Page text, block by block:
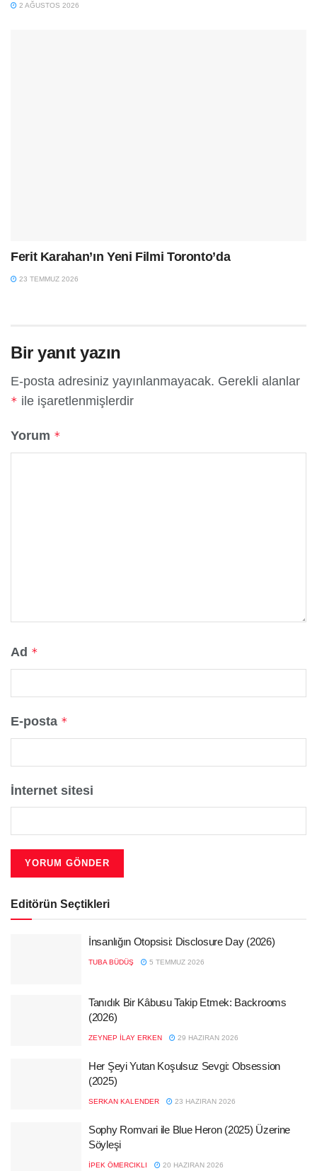
2 AĞUSTOS 2026
Ferit Karahan’ın Yeni Filmi Toronto’da
23 TEMMUZ 2026
Bir yanıt yazın
E-posta adresiniz yayınlanmayacak. Gerekli alanlar
* ile işaretlenmişlerdir
Yorum *
Ad *
E-posta *
İnternet sitesi
Editörün Seçtikleri
İnsanlığın Otopsisi: Disclosure Day (2026)
TUBA BÜDÜŞ 5 TEMMUZ 2026
Tanıdık Bir Kâbusu Takip Etmek: Backrooms
(2026)
ZEYNEP İLAY ERKEN 29 HAZIRAN 2026
Her Şeyi Yutan Koşulsuz Sevgi: Obsession
(2025)
SERKAN KALENDER 23 HAZIRAN 2026
Sophy Romvari ile Blue Heron (2025) Üzerine
Söyleşi
İPEK ÖMERCIKLI 20 HAZIRAN 2026